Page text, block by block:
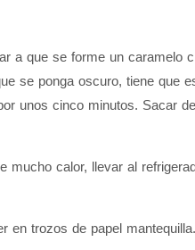
a que se forme un caramelo
se ponga oscuro, tiene que
unos cinco minutos. Sacar
mucho calor, llevar al
en trozos de papel